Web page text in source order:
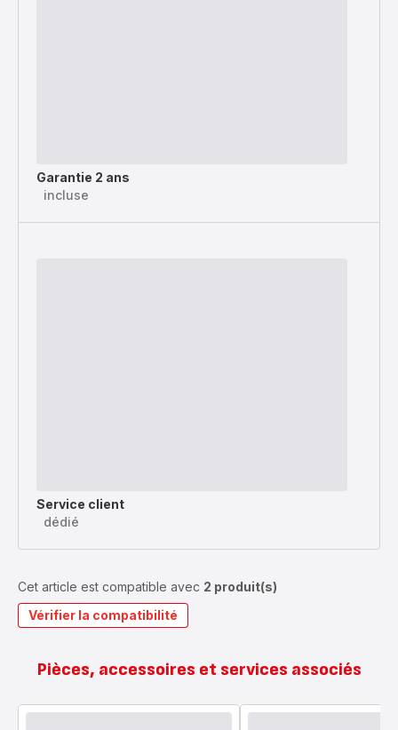
Garantie 2 ans
incluse
Service client
dédié
Cet article est compatible avec 2 produit(s)
Vérifier la compatibilité
Pièces, accessoires et services associés